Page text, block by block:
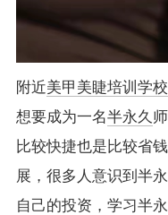
附近美甲美睫培训学校
想要成为一名半永久
比较快捷也是比较省
展，很多人意识到半
自己的投资，学习半